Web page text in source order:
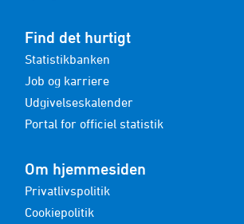
Find det hurtigt
Statistikbanken
Job og karriere
Udgivelseskalender
Portal for officiel statistik
Om hjemmesiden
Privatlivspolitik
Cookiepolitik